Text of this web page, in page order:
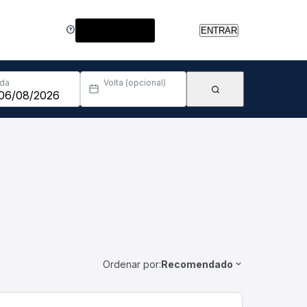
ENTRAR
Volta (opcional)
Ordenar por:Recomendado